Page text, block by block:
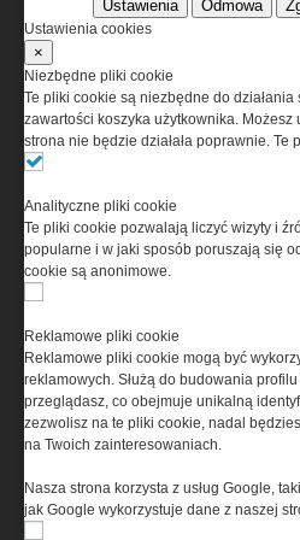
Korzystanie z portalu jest
przez Grupa MEDIUM Spółka z
odpowiedzialnością Spółka
0000537655, NIP 1132860378,
(zwana dalej Grupa MEDIUM) w
Ta witryna wykorzystuje pliki
informacji na Twoim
w celu świadczenia usług na
w tym w sposób dostosowany
cookies oznacza, że będą one
urządzeniu końcowym. W
dokonać zmiany ustawień
Ustawienia Odmowa
Ustawienia cookies
×
Niezbędne pliki cookie
Te pliki cookie są niezbędne do działania
zawartości koszyka użytkownika.
strona nie będzie działała poprawnie.
Analityczne pliki cookie
Te pliki cookie pozwalają liczyć wizyty i
popularne i w jaki sposób poruszają się
cookie są anonimowe.
Reklamowe pliki cookie
Reklamowe pliki cookie mogą być
reklamowych. Służą do budowania
przeglądasz, co obejmuje unikalną
zezwolisz na te pliki cookie, nadal
na Twoich zainteresowaniach.
Nasza strona korzysta z usług Google,
jak Google wykorzystuje dane z naszej